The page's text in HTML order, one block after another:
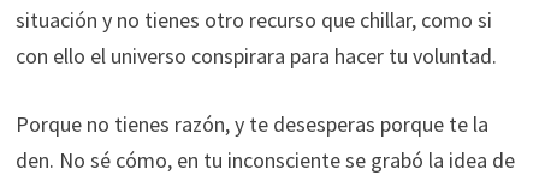
situación y no tienes otro recurso que chillar, como si
con ello el universo conspirara para hacer tu voluntad.
Porque no tienes razón, y te desesperas porque te la
den. No sé cómo, en tu inconsciente se grabó la idea de